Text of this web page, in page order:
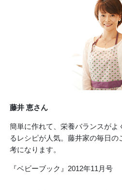
藤井 恵さん
簡単に作れて、栄養バランスがよ
るレシピが人気。藤井家の毎日
考になります。
『ベビーブック』2012年11月号